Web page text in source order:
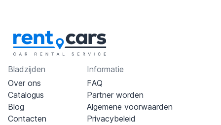
Bladzijden
Over ons
Catalogus
Blog
Contacten
Informatie
FAQ
Partner worden
Algemene voorwaarden
Privacybeleid